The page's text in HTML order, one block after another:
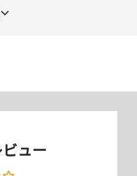
ュー